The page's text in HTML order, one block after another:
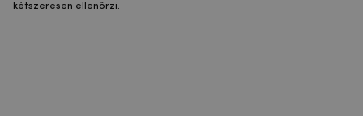
kétszeresen ellenőrzi.